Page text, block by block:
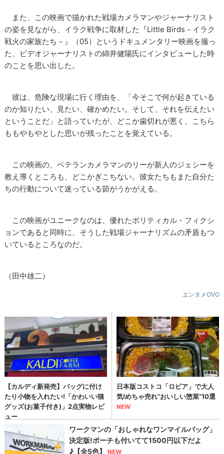
また、この映画で描かれた戦場カメラマンやジャーナリスト
の姿を見ながら、イラク戦争に取材した『Little Birds－イラク
戦火の家族たち－』（05）というドキュメンタリー映画を撮っ
た、ビデオジャーナリストの綿井健陽氏にインタビューした時
のことを思い出した。
彼は、危険な現場に行く理由を、「今そこで何が起きている
のか知りたい、見たい、確かめたい。そして、それを伝えたい
ということだ」と語っていたが、どこか歯切れが悪く、こちら
ももやもやとした思いが残ったことを覚えている。
この映画の、ベテランカメラマンのリーが新人のジェシーを
教え導くところも、どこかぎこちない。彼女たちもまた自分た
ちの行動について迷っている節がうかがえる。
この映画がユニークなのは、優れたポリティカル・フィクシ
ョンであると同時に、そうした戦場ジャーナリズムの矛盾もつ
いているところなのだ。
（田中雄二）
エンタメOVO